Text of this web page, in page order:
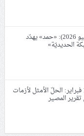
حدث الأسبوع (السبت – 20 يونيو 2026): «حمد» يهدّد
الحديديّة»
رئيس مجلس شورى ائتلاف 14 فبراير: الحلّ الأمثل لأزمات
المصير